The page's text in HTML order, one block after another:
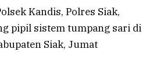
Kandis, Polres Siak,
pipil sistem tumpang sari di
Siak, Jumat